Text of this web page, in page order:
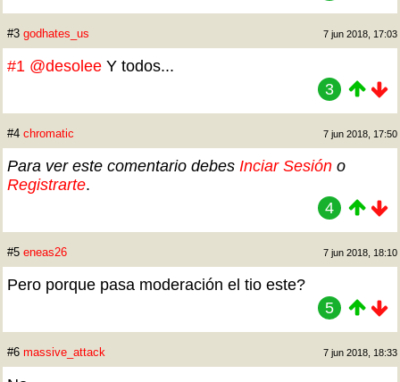
#3 godhates_us 7 jun 2018, 17:03
#1 @desolee Y todos...
3
#4 chromatic 7 jun 2018, 17:50
Para ver este comentario debes Inciar Sesión o
Registrarte.
4
#5 eneas26 7 jun 2018, 18:10
Pero porque pasa moderación el tio este?
5
#6 massive_attack 7 jun 2018, 18:33